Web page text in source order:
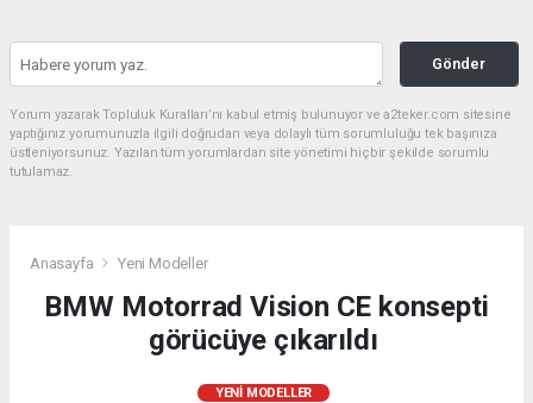
Gönder
Yorum yazarak Topluluk Kuralları’nı kabul etmiş bulunuyor ve a2teker.com sitesine
yaptığınız yorumunuzla ilgili doğrudan veya dolaylı tüm sorumluluğu tek başınıza
üstleniyorsunuz. Yazılan tüm yorumlardan site yönetimi hiçbir şekilde sorumlu
tutulamaz.
Anasayfa Yeni Modeller
BMW Motorrad Vision CE konsepti
görücüye çıkarıldı
YENI MODELLER